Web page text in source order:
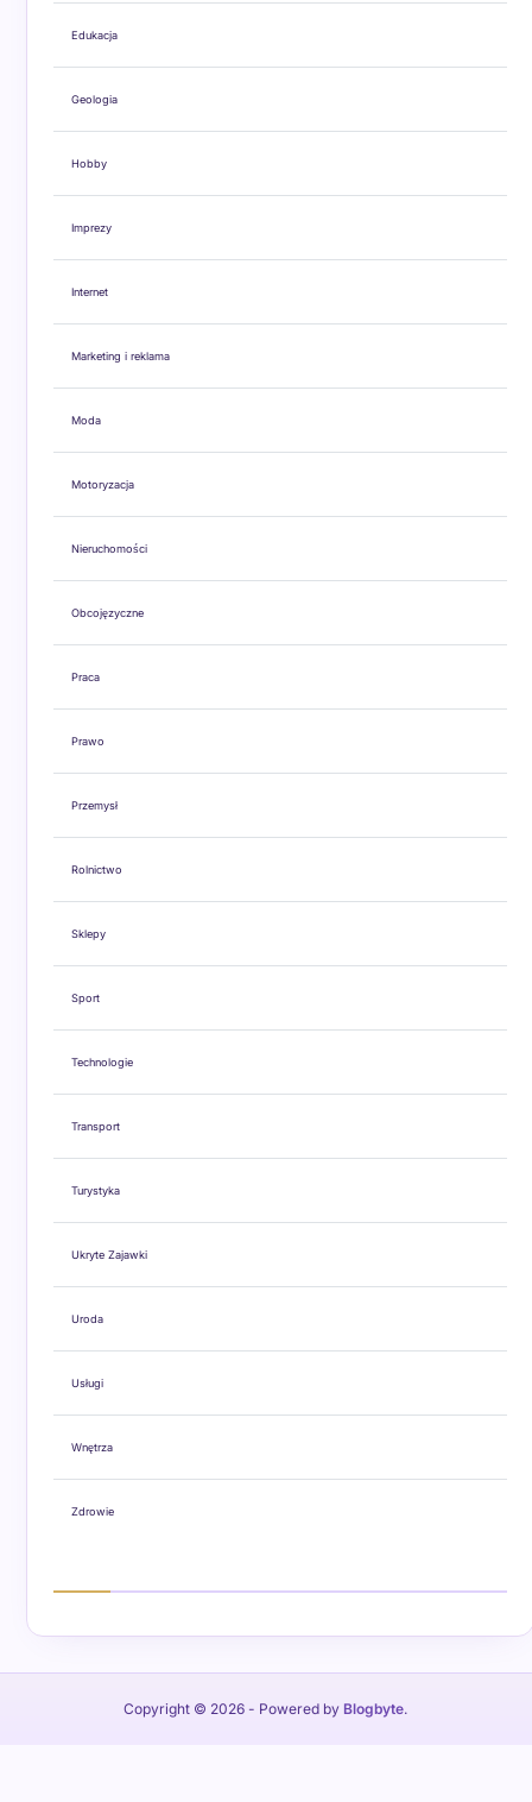
Edukacja
Geologia
Hobby
Imprezy
Internet
Marketing i reklama
Moda
Motoryzacja
Nieruchomości
Obcojęzyczne
Praca
Prawo
Przemysł
Rolnictwo
Sklepy
Sport
Technologie
Transport
Turystyka
Ukryte Zajawki
Uroda
Usługi
Wnętrza
Zdrowie
Copyright © 2026 - Powered by Blogbyte.